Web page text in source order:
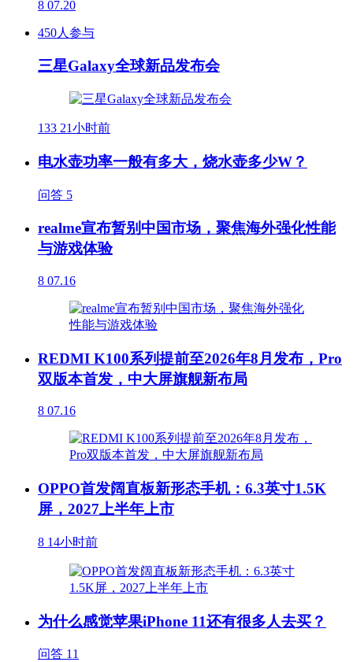
8 07.20
450人参与
三星Galaxy全球新品发布会
133 21小时前
电水壶功率一般有多大，烧水壶多少W？
问答 5
realme宣布暂别中国市场，聚焦海外强化性能
与游戏体验
8 07.16
REDMI K100系列提前至2026年8月发布，Pro
双版本首发，中大屏旗舰新布局
8 07.16
OPPO首发阔直板新形态手机：6.3英寸1.5K
屏，2027上半年上市
8 14小时前
为什么感觉苹果iPhone 11还有很多人去买？
问答 11